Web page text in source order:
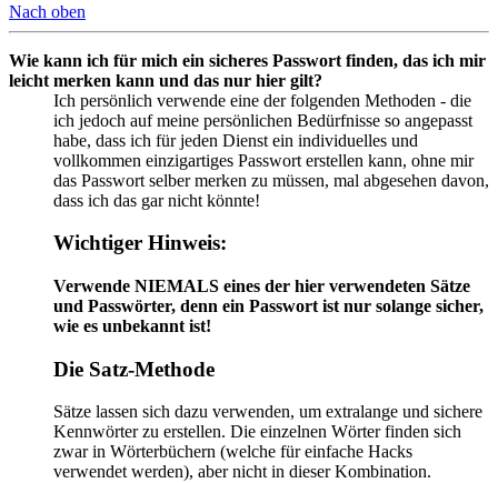
Nach oben
Wie kann ich für mich ein sicheres Passwort finden, das ich mir
leicht merken kann und das nur hier gilt?
Ich persönlich verwende eine der folgenden Methoden - die
ich jedoch auf meine persönlichen Bedürfnisse so angepasst
habe, dass ich für jeden Dienst ein individuelles und
vollkommen einzigartiges Passwort erstellen kann, ohne mir
das Passwort selber merken zu müssen, mal abgesehen davon,
dass ich das gar nicht könnte!
Wichtiger Hinweis:
Verwende NIEMALS eines der hier verwendeten Sätze
und Passwörter, denn ein Passwort ist nur solange sicher,
wie es unbekannt ist!
Die Satz-Methode
Sätze lassen sich dazu verwenden, um extralange und sichere
Kennwörter zu erstellen. Die einzelnen Wörter finden sich
zwar in Wörterbüchern (welche für einfache Hacks
verwendet werden), aber nicht in dieser Kombination.